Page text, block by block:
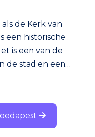
de Kerk van
een historische
is een van de
de stad en een
kerk is gelegen
over de Donau en
de belangrijkste
oorsprong van de